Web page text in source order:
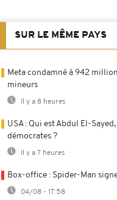
SUR LE MÊME PAYS
Meta condamné à 942
mineurs
Il y a 8 heures
USA : Qui est Abdul El-
démocrates ?
Il y a 7 heures
Box-office : Spider-Man
04/08 - 17:58